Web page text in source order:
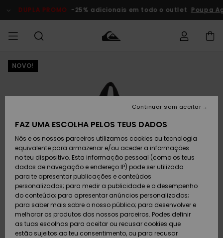
do
DUPLA PROMO -25% adicionais em todo o outlet Poupa
HOMEM
Calçado e
chinelos
Surfe/água
Snow
MENINO
Calçado e
chinelos
Surfe/água
Neve
MULHER
chegados
Highlights
Snow
SURF
Crianças
Highlights
Community
SNOW
Homem
Artigos
Criança
Snow Shop
Feminino
Highlights
DUPLA
PROMO
Criança
Outlet
Mulher
Devoluções
Pagamento
Cartão
presente
Quiksilver
Freedom
NOVO!
FAZ UMA ESCOLHA PELOS TEUS DADOS
Nós e os nossos parceiros utilizamos cookies ou tecnologia
equivalente para armazenar e/ou aceder a informações
no teu dispositivo. Esta informação pessoal (como os teus
dados de navegação e endereço IP) pode ser utilizada
para te apresentar publicações e conteúdos
personalizados; para medir a publicidade e o desempenho
do conteúdo; para apresentar anúncios personalizados;
para saber mais sobre o nosso público; para desenvolver e
melhorar os produtos dos nossos parceiros. Podes definir
as tuas escolhas para aceitar ou recusar cookies que
estão sujeitos ao teu consentimento, ou para recusar
Continuar sem aceitar